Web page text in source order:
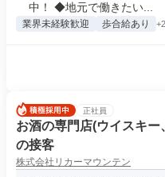
中！ ◆地元で働きたい...
業界未経験歓迎 歩合給あり
正社員
お酒の専門店(ウイスキ
の接客
株式会社リカーマウンテン